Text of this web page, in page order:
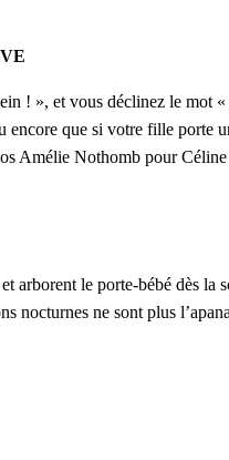
! », et vous déclinez le mot
que si votre fille porte
Amélie Nothomb pour
arborent le porte-bébé dès la
nocturnes ne sont plus